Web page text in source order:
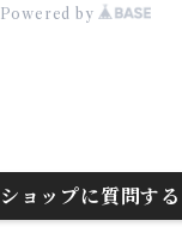
ショップに質問する
Powered by